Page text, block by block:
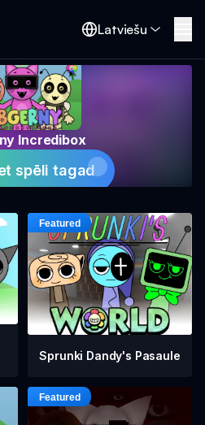
Latviešu
Incredibox
spēli tagad
Sprunki Dandy's Pasaule